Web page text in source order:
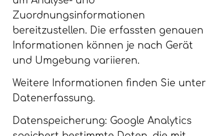
Zuordnungsinformationen
bereitzustellen. Die erfassten genauen
Informationen können je nach Gerät
und Umgebung variieren.
Weitere Informationen finden Sie unter
Datenerfassung.
Datenspeicherung: Google Analytics